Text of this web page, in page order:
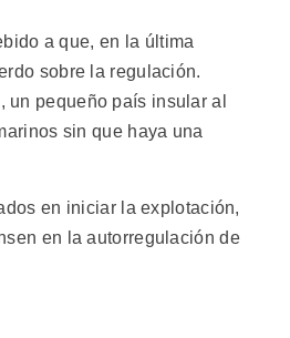
a que, en la última
sobre la regulación.
un pequeño país insular al
sin que haya una
en iniciar la explotación,
en la autorregulación de